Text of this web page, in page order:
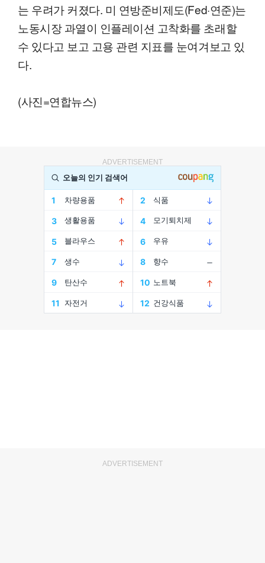
는 우려가 커졌다. 미 연방준비제도(Fed·연준)는
노동시장 과열이 인플레이션 고착화를 초래할
수 있다고 보고 고용 관련 지표를 눈여겨보고 있
다.
(사진=연합뉴스)
ADVERTISEMENT
ADVERTISEMENT